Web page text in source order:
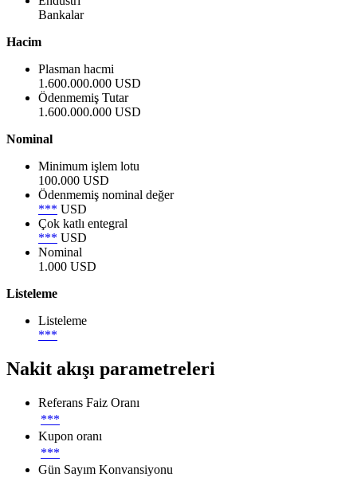
Bankalar
Hacim
Plasman hacmi
1.600.000.000 USD
Ödenmemiş Tutar
1.600.000.000 USD
Nominal
Minimum işlem lotu
100.000 USD
Ödenmemiş nominal değer
*** USD
Çok katlı entegral
*** USD
Nominal
1.000 USD
Listeleme
Listeleme
***
Nakit akışı parametreleri
Referans Faiz Oranı
***
Kupon oranı
***
Gün Sayım Konvansiyonu